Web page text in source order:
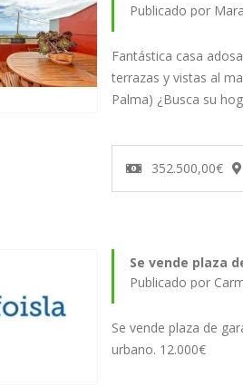
Publicado por
Fantástica casa
terrazas y vistas al
Palma) ¿Busca su
352.500,00€
Se vende plaza
Se vende plaza de
urbano. 12.000€